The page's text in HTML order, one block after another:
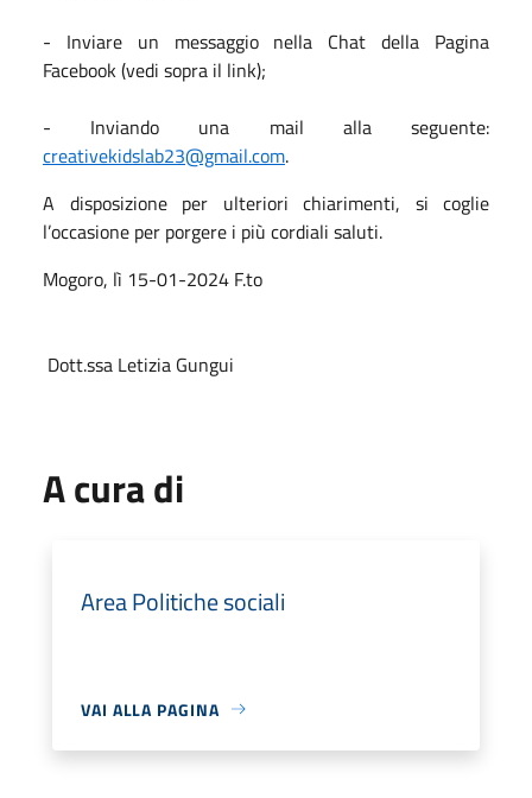
- Inviare un messaggio nella Chat della Pagina
Facebook (vedi sopra il link);
- Inviando una mail alla seguente:
creativekidslab23@gmail.com.
A disposizione per ulteriori chiarimenti, si coglie
l’occasione per porgere i più cordiali saluti.
Mogoro, lì 15-01-2024 F.to
Dott.ssa Letizia Gungui
A cura di
Area Politiche sociali
VAI ALLA PAGINA